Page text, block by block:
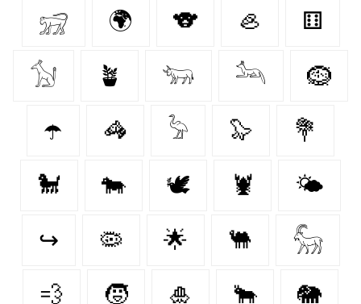
𓃸 🌍 🐨 🦪 ⚅
𓃩 🪴 𓃓 𓃢 🪹
☂️ 🦓 𓅦 🦭 💐
🐩 🐄 🕊 🦞 🌤️
↪ 🦠 🌟 🐫 𓃵
💨 🧒 🎍 🐂 🐘